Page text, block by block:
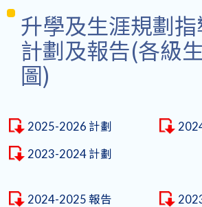
升學及生涯規劃
計劃及報告(各級
圖)
2025-2026 計劃
2023-2024 計劃
2024-2025 報告